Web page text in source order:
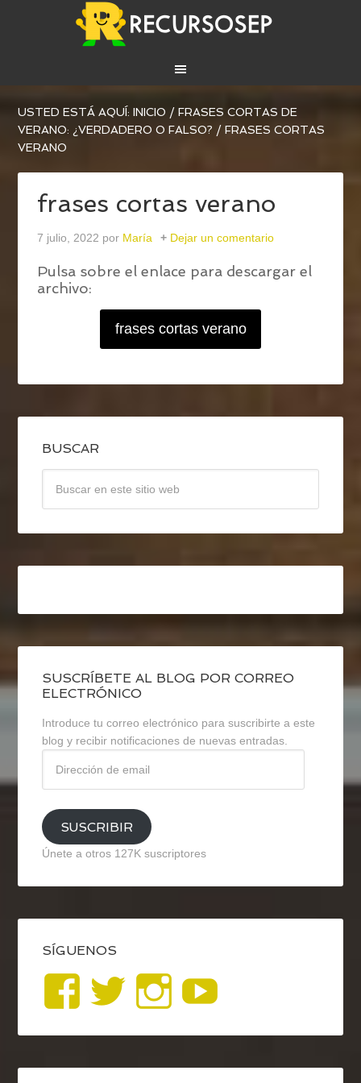
USTED ESTÁ AQUÍ:INICIO / FRASES CORTAS DE
VERANO: ¿VERDADERO O FALSO? / FRASES CORTAS
VERANO
frases cortas verano
7 julio, 2022 por María Dejar un comentario
Pulsa sobre el enlace para descargar el
archivo:
frases cortas verano
BUSCAR
SUSCRÍBETE AL BLOG POR CORREO
ELECTRÓNICO
Introduce tu correo electrónico para suscribirte a este
blog y recibir notificaciones de nuevas entradas.
email
SUSCRIBIR
Únete a otros 127K suscriptores
SÍGUENOS
Ver
perfil
de
Ver
perfil
de
Ver
perfil
de